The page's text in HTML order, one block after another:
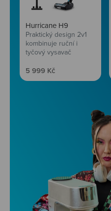
Hurricane H9
Praktický design 2v1
kombinuje ruční i
tyčový vysavač
Prodejní cena
5 999 Kč